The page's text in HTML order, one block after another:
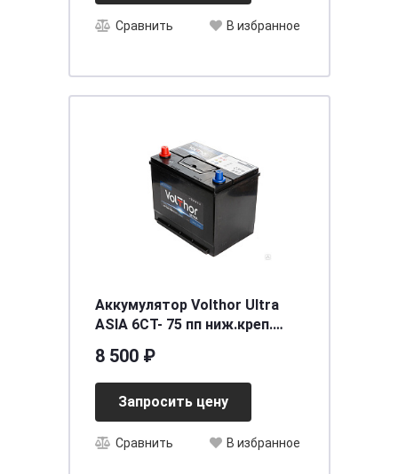
Сравнить В избранное
Аккумулятор Volthor Ultra
ASIA 6СТ- 75 пп ниж.креп.
[д260ш173в198(218)/700]
[D26]
8 500 ₽
Запросить цену
Сравнить В избранное